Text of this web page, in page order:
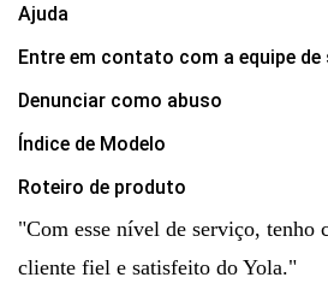
Ajuda
Entre em contato com a equipe
Denunciar como abuso
Índice de Modelo
Roteiro de produto
"Com esse nível de serviço, tenho
cliente fiel e satisfeito do Yola."